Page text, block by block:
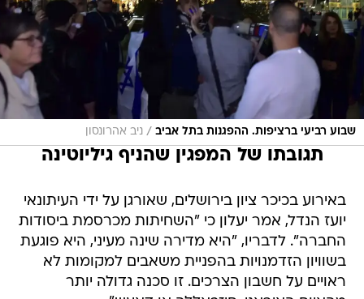
שבוע רביעי ברציפות. ההפגנות בתל אביב / ניב אהרונסון
תגובתו של המפגין שהניף גיליוטינה
באירוע בכיכר ציון בירושלים, שאורגן על ידי העיתונאי
יועז הנדל, אמר יעלון כי "השחיתות מכרסמת ביסודות
החברה". לדבריו, "היא מדירה שינה מעיני, היא פוגעת
בשוויון הזדמנויות בהפניית משאבים למקומות לא
ראויים על חשבון הצרכים. זו סכנה גדולה יותר